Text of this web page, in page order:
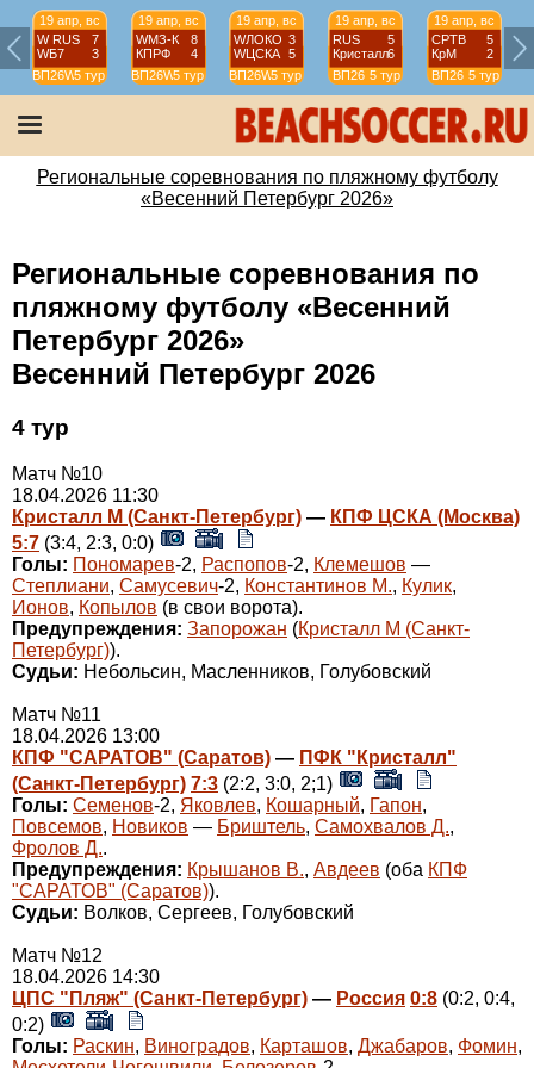
19 апр, вс
W RUS
7
WБ7
3
ВП26W5 тур
19 апр, вс
WМЗ-К
8
КПРФ
4
ВП26W5 тур
19 апр, вс
WЛОКО 3
WЦСКА
5
ВП26W5 тур
19 апр, вс
RUS
5
Кристалл6
ВП26 5 тур
19 апр, вс
СРТВ
5
КрМ
2
ВП26 5 тур
Региональные соревнования по пляжному футболу
«Весенний Петербург 2026»
Региональные соревнования по
пляжному футболу «Весенний
Петербург 2026»
Весенний Петербург 2026
4 тур
Матч №10
18.04.2026 11:30
Кристалл М (Санкт-Петербург) — КПФ ЦСКА (Москва)
5:7 (3:4, 2:3, 0:0)
Голы: Пономарев-2, Распопов-2, Клемешов —
Степлиани, Самусевич-2, Константинов М., Кулик,
Ионов, Копылов (в свои ворота).
Предупреждения: Запорожан (Кристалл М (Санкт-
Петербург)).
Судьи: Небольсин, Масленников, Голубовский
Матч №11
18.04.2026 13:00
КПФ "САРАТОВ" (Саратов) — ПФК "Кристалл"
(Санкт-Петербург) 7:3 (2:2, 3:0, 2;1)
Голы: Семенов-2, Яковлев, Кошарный, Гапон,
Повсемов, Новиков — Бриштель, Самохвалов Д.,
Фролов Д..
Предупреждения: Крышанов В., Авдеев (оба КПФ
"САРАТОВ" (Саратов)).
Судьи: Волков, Сергеев, Голубовский
Матч №12
18.04.2026 14:30
ЦПС "Пляж" (Санкт-Петербург) — Россия 0:8 (0:2, 0:4,
0:2)
Голы: Раскин, Виноградов, Карташов, Джабаров, Фомин,